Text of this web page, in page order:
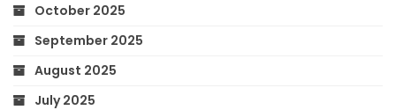
October 2025
September 2025
August 2025
July 2025